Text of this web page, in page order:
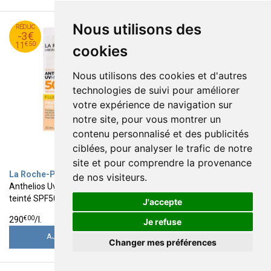
Nous utilisons des
cookies
Nous utilisons des cookies et d'autres
technologies de suivi pour améliorer
votre expérience de navigation sur
notre site, pour vous montrer un
contenu personnalisé et des publicités
ciblées, pour analyser le trafic de notre
site et pour comprendre la provenance
de nos visiteurs.
J'accepte
Je refuse
Changer mes préférences
RÉDUC
-3€
11 €50
14
€
50
11
€
50
La Roche-Posay
Anthelios Uvmune 400 fluide
teinté SPF50+ 50ml
14€50
290€00/l.
AJOUTER
RÉDUC
-3€
14
€
50
solaire visage SPF50+ 50ml
14€50
290 00 /l.